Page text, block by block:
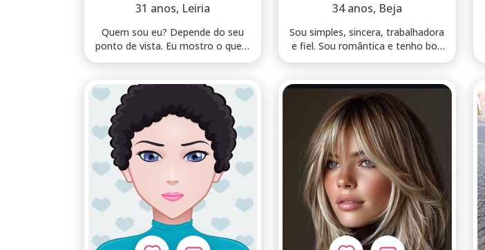
31 anos, Leiria
Quem sou eu? Depende do seu
ponto de vista. Eu mostro o que é
34 anos, Beja
Sou simples, sincera, trabalhadora
e fiel. Sou romântica e tenho boa